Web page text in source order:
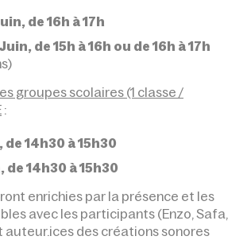
de 16h à 17h
de 15h à 16h ou de 16h à 17h
groupes scolaires (1 classe /
:
14h30 à 15h30
de 14h30 à 15h30
enrichies par la présence et les
avec les participants (Enzo, Safa,
auteur.ices des créations sonores